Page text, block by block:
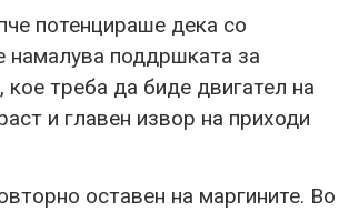
потенцираше дека со
намалува поддршката за
кое треба да биде двигател на
и главен извор на приходи
оставен на маргините. Во